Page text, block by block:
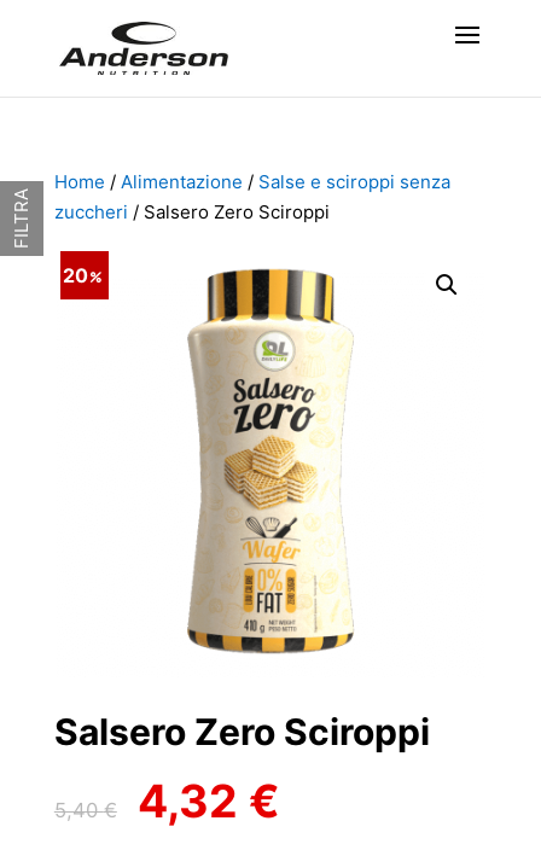
Home / Alimentazione / Salse e sciroppi senza
zuccheri / Salsero Zero Sciroppi
20
Salsero Zero Sciroppi
5,40€
Il
prezzo
4,32 €
FILTRA